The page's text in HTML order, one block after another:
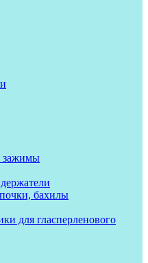
зажимы
бахилы
для гласперленового